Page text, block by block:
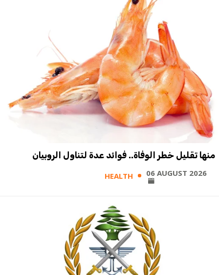
منها تقليل خطر الوفاة.. فوائد عدة لتناول الروبيان
HEALTH 06 AUGUST 2026